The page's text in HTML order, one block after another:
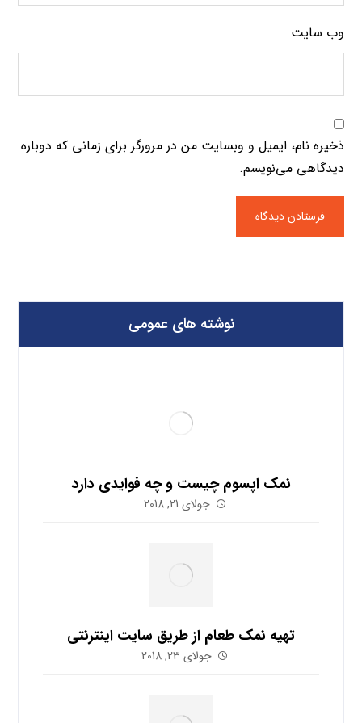
وب‌ سایت
ذخیره نام، ایمیل و وبسایت من در مرورگر برای زمانی که دوباره
دیدگاهی می‌نویسم.
نوشته های عمومی
نمک اپسوم چیست و چه فوایدی دارد
جولای 21, 2018
تهیه نمک طعام از طریق سایت اینترنتی
جولای 23, 2018